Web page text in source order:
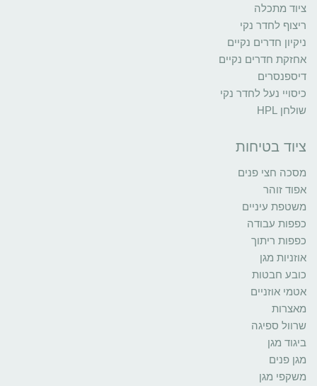
ציוד מתכלה
ריצוף לחדר נקי
ניקיון חדרים נקיים
אחזקת חדרים נקיים
דיספנסרים
כיסויי נעל לחדר נקי
שולחן HPL
ציוד בטיחות
מסכה חצי פנים
אפוד זוהר
משטפת עיניים
כפפות עבודה
כפפות ריתוך
אוזניות מגן
כובע חבטות
אטמי אוזניים
מאצרות
שרוול ספיגה
ביגוד מגן
מגן פנים
משקפי מגן